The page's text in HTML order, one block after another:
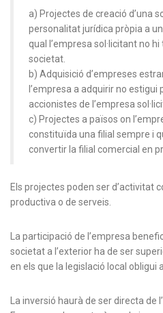
a) Projectes de creació d’una
personalitat jurídica pròpia a
qual l’empresa sol·licitant no
societat.
b) Adquisició d’empreses
l’empresa a adquirir no estigui
accionistes de l’empresa
c) Projectes a països on
constituïda una filial sempre i
convertir la filial comercial en
Els projectes poden ser d’activitat
productiva o de serveis.
La participació de l’empresa
societat a l’exterior ha de ser
en els que la legislació local obligui
La inversió haurà de ser directa de